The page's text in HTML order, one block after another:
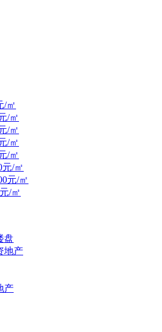
/㎡
/㎡
/㎡
/㎡
/㎡
元/㎡
元/㎡
/㎡
盘
地产
产